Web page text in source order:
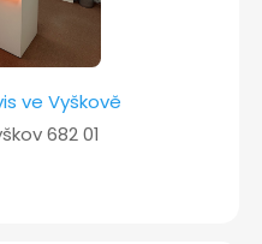
ve Vyškově
682 01